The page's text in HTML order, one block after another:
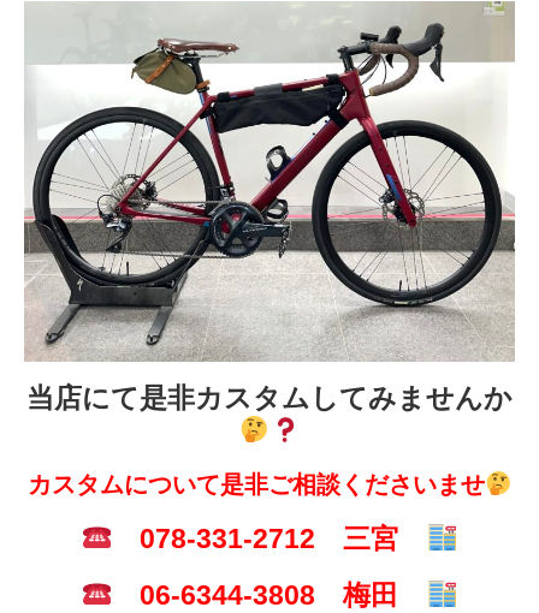
当店にて是非カスタムしてみませんか
カスタムについて是非ご相談くださいませ
078-331-2712 三宮
06-6344-3808 梅田